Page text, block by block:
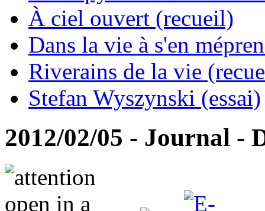
À ciel ouvert (recueil)
Dans la vie à s'en
Riverains de la vie
Stefan Wyszynski (essai)
2012/02/05 - Journal -